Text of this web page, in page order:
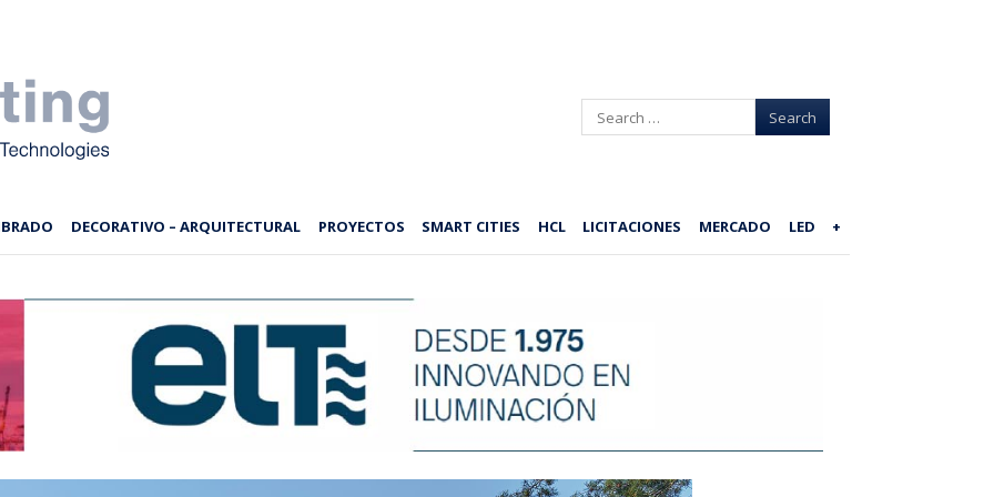
Search
DECORATIVO – ARQUITECTURAL PROYECTOS SMART CITIES HCL LICITACIONES MERCADO LED +